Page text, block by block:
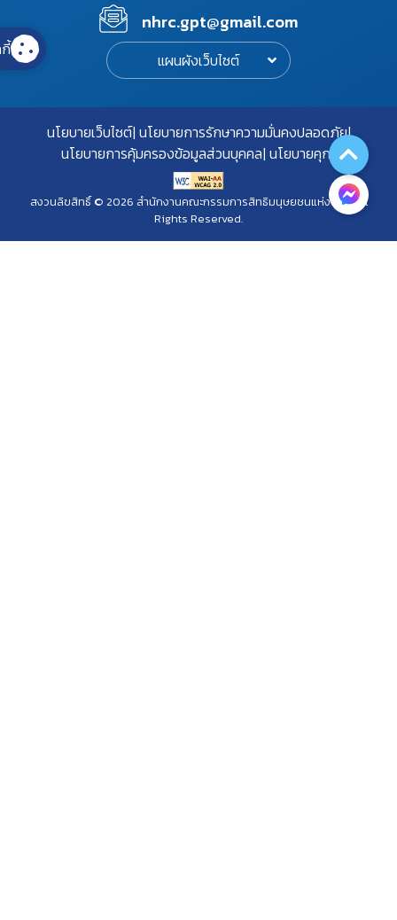
nhrc.gpt@gmail.com
แผนผังเว็บไซต์
นโยบายเว็บไซต์ นโยบายการรักษาความมั่นคงปลอดภัย
นโยบายการคุ้มครองข้อมูลส่วนบุคคล นโยบายคุกกี้
สงวนลิขสิทธิ์ © 2026 สำนักงานคณะกรรมการสิทธิมนุษยชนแห่งชาติ. All
Rights Reserved.